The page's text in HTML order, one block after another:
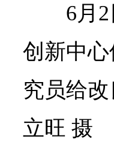
6月
创新中
究员给
立旺 摄